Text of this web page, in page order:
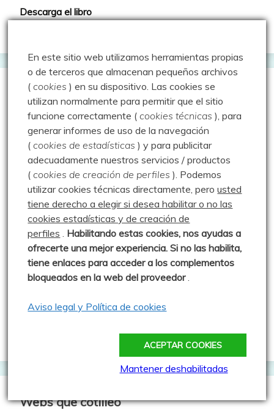
Descarga el libro
Geocacheando
Aire libre y tecnología
Cache Face
Comepiedras geocaching blog
Geoardilla
Geocaching portugués
Geocaching Spain
Geocaching Valladolid
Vacaché: Las rutas de MJ y Javi
Web oficial del Geocaching
Webs que cotilleo
En este sitio web utilizamos herramientas propias
o de terceros que almacenan pequeños archivos
(cookies ) en su dispositivo. Las cookies se
utilizan normalmente para permitir que el sitio
funcione correctamente (cookies técnicas ), para
generar informes de uso de la navegación
(cookies de estadísticas ) y para publicitar
adecuadamente nuestros servicios / productos
(cookies de creación de perfiles ). Podemos
utilizar cookies técnicas directamente, perousted
tiene derecho a elegir si desea habilitar o no las
cookies estadísticas y de creación de
perfiles . Habilitando estas cookies, nos ayudas a
ofrecerte una mejor experiencia. Si no las habilita,
tiene enlaces para acceder a los complementos
bloqueados en la web del proveedor.
Aviso legal y Política de cookies
ACEPTAR COOKIES
Mantener deshabilitadas